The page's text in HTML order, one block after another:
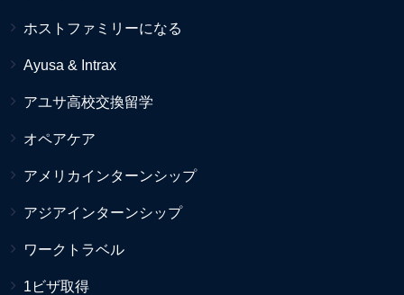
ホストファミリーになる
Ayusa & Intrax
アユサ高校交換留学
オペアケア
アメリカインターンシップ
アジアインターンシップ
ワークトラベル
1ビザ取得